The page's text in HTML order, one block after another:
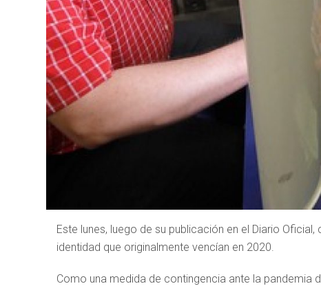
Este lunes, luego de su publicación en el Diario
identidad que originalmente vencían en 2020.
Como una medida de contingencia ante la pandemia